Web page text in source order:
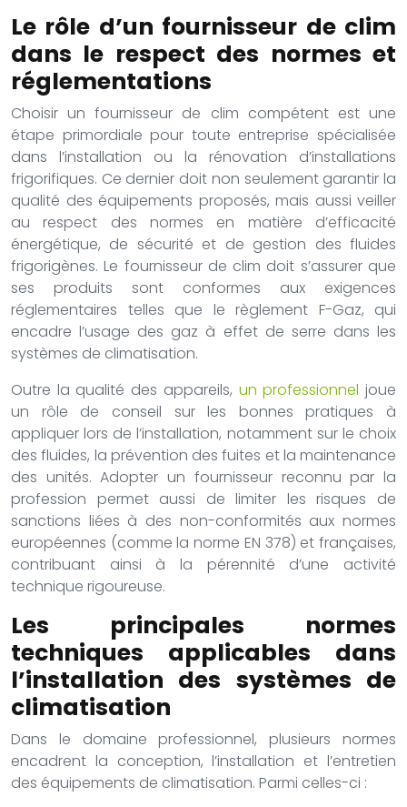
Le rôle d’un fournisseur de clim
dans le respect des normes et
réglementations
Choisir un fournisseur de clim compétent est une
étape primordiale pour toute entreprise spécialisée
dans l’installation ou la rénovation d’installations
frigorifiques. Ce dernier doit non seulement garantir la
qualité des équipements proposés, mais aussi veiller
au respect des normes en matière d’efficacité
énergétique, de sécurité et de gestion des fluides
frigorigènes. Le fournisseur de clim doit s’assurer que
ses produits sont conformes aux exigences
réglementaires telles que le règlement F-Gaz, qui
encadre l’usage des gaz à effet de serre dans les
systèmes de climatisation.
Outre la qualité des appareils, un professionnel joue
un rôle de conseil sur les bonnes pratiques à
appliquer lors de l’installation, notamment sur le choix
des fluides, la prévention des fuites et la maintenance
des unités. Adopter un fournisseur reconnu par la
profession permet aussi de limiter les risques de
sanctions liées à des non-conformités aux normes
européennes (comme la norme EN 378) et françaises,
contribuant ainsi à la pérennité d’une activité
technique rigoureuse.
Les principales normes
techniques applicables dans
l’installation des systèmes de
climatisation
Dans le domaine professionnel, plusieurs normes
encadrent la conception, l’installation et l’entretien
des équipements de climatisation. Parmi celles-ci :